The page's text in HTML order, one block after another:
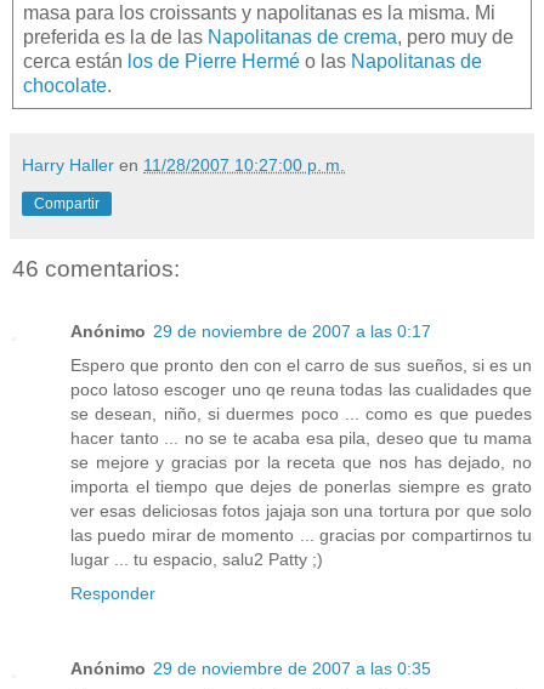
masa para los croissants y napolitanas es la misma. Mi
preferida es la de las Napolitanas de crema, pero muy de
cerca están los de Pierre Hermé o las Napolitanas de
chocolate.
Harry Haller en 11/28/2007 10:27:00 p. m.
Compartir
46 comentarios:
Anónimo 29 de noviembre de 2007 a las 0:17
Espero que pronto den con el carro de sus sueños, si es un
poco latoso escoger uno qe reuna todas las cualidades que
se desean, niño, si duermes poco ... como es que puedes
hacer tanto ... no se te acaba esa pila, deseo que tu mama
se mejore y gracias por la receta que nos has dejado, no
importa el tiempo que dejes de ponerlas siempre es grato
ver esas deliciosas fotos jajaja son una tortura por que solo
las puedo mirar de momento ... gracias por compartirnos tu
lugar ... tu espacio, salu2 Patty ;)
Responder
Anónimo 29 de noviembre de 2007 a las 0:35